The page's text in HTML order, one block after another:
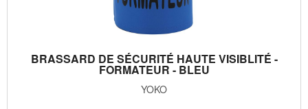
BRASSARD DE SÉCURITÉ HAUTE VISIBLITÉ -
FORMATEUR - BLEU
YOKO